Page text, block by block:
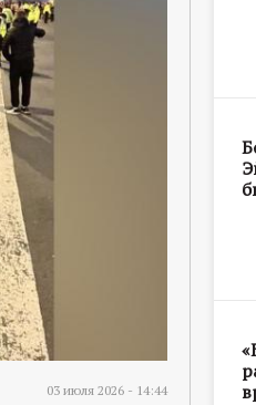
03 июля 2026 - 14:44